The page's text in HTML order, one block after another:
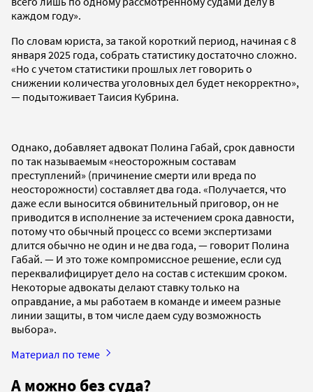
каждом году».
По словам юриста, за такой короткий период, начиная с 8
января 2025 года, собрать статистику достаточно сложно.
«Но с учетом статистики прошлых лет говорить о
снижении количества уголовных дел будет некорректно»,
— подытоживает Таисия Кубрина.
Однако, добавляет адвокат Полина Габай, срок давности
по так называемым «неосторожным составам
преступлений» (причинение смерти или вреда по
неосторожности) составляет два года. «Получается, что
даже если выносится обвинительный приговор, он не
приводится в исполнение за истечением срока давности,
потому что обычный процесс со всеми экспертизами
длится обычно не один и не два года, — говорит Полина
Габай. — И это тоже компромиссное решение, если суд
переквалифицирует дело на состав с истекшим сроком.
Некоторые адвокаты делают ставку только на
оправдание, а мы работаем в команде и имеем разные
линии защиты, в том числе даем суду возможность
выбора».
Материал по теме
А можно без суда?